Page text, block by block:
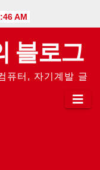
AM
블로그
퓨터, 자기계발 글